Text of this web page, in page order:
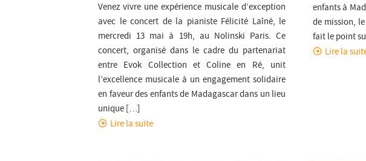
Venez vivre une expérience musicale d’exception
avec le concert de la pianiste Félicité Laîné, le
mercredi 13 mai à 19h, au Nolinski Paris. Ce
concert, organisé dans le cadre du partenariat
entre Evok Collection et Coline en Ré, unit
l’excellence musicale à un engagement solidaire
en faveur des enfants de Madagascar dans un lieu
unique […]
Lire la suite
enfants à
de mission, le
fait le point
Lire la